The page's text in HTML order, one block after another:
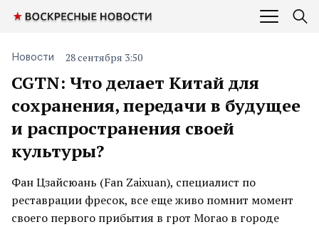
CGTN: Что делает Китай для
сохранения, передачи в будущее
и распространения своей
культуры?
Новости 28 сентября 3:50
Фан Цзайсюань (Fan Zaixuan), специалист по
реставрации фресок, все еще живо помнит момент
своего первого прибытия в грот Могао в городе